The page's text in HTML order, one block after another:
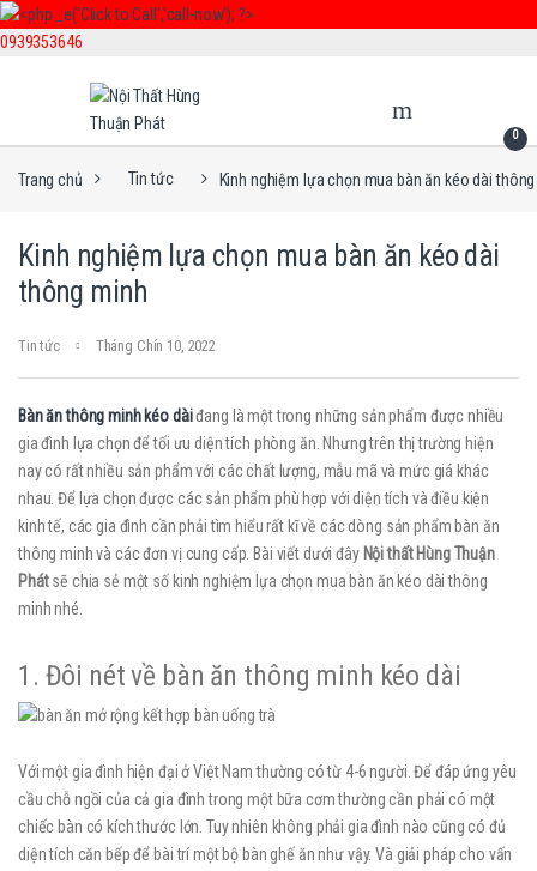
0939353646
Skip to navigation
Skip to content
0
Trang chủ Tin tức Kinh nghiệm lựa chọn mua bàn ăn kéo dài
Kinh nghiệm lựa chọn mua bàn ăn kéo dài
thông minh
Tin tức Tháng Chín 10, 2022
Bàn ăn thông minh kéo dàiđang là một trong những sản phẩm được nhiều
gia đình lựa chọn để tối ưu diện tích phòng ăn. Nhưng trên thị trường hiện
nay có rất nhiều sản phẩm với các chất lượng, mẫu mã và mức giá khác
nhau. Để lựa chọn được các sản phẩm phù hợp với diện tích và điều kiện
kinh tế, các gia đình cần phải tìm hiểu rất kĩ về các dòng sản phẩm bàn ăn
thông minh và các đơn vị cung cấp. Bài viết dưới đây Nội thất Hùng Thuận
Phátsẽ chia sẻ một số kinh nghiệm lựa chọn mua bàn ăn kéo dài thông
minh nhé.
1. Đôi nét về bàn ăn thông minh kéo dài
Với một gia đình hiện đại ở Việt Nam thường có từ 4-6 người. Để đáp ứng yêu
cầu chỗ ngồi của cả gia đình trong một bữa cơm thường cần phải có một
chiếc bàn có kích thước lớn. Tuy nhiên không phải gia đình nào cũng có đủ
diện tích căn bếp để bài trí một bộ bàn ghế ăn như vậy. Và giải pháp cho vấn